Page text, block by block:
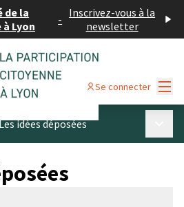
de la
Lyon
- Inscrivez-vous à la
newsletter
Se connecter
idées déposées